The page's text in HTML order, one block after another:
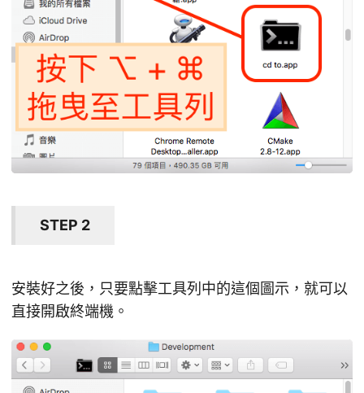
STEP 2
安裝好之後，只要點擊工具列中的這個圖示，就可以
直接開啟終端機。